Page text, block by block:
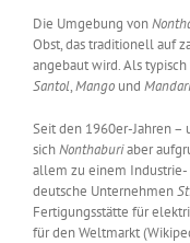
Die Umgebung von
Obst, das traditionell auf
angebaut wird. Als
Santol,Mangound
Seit den 1960er-Jahren –
sichNonthaburiaber
allem zu einem
deutsche Unternehmen
Fertigungsstätte für
für den Weltmarkt